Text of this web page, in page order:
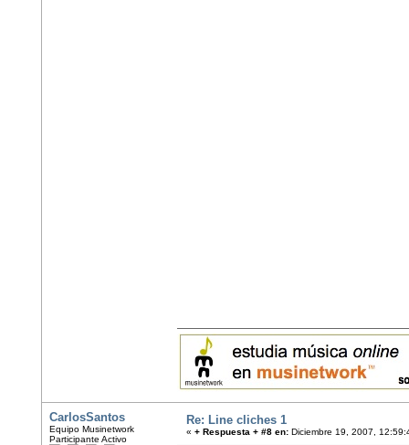
CarlosSantos
Equipo Musinetwork
Participante Activo
Re: Line cliches 1
« + Respuesta + #8 en: Diciembre 19, 2007,